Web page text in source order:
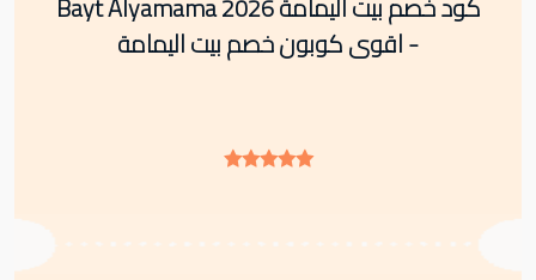
- اقوى كوبون خصم بيت اليمامة